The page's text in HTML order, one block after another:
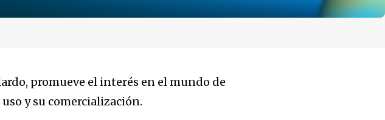
promueve el interés en el mundo de
y su comercialización.